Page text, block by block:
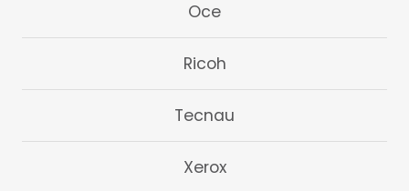
Oce
Ricoh
Tecnau
Xerox